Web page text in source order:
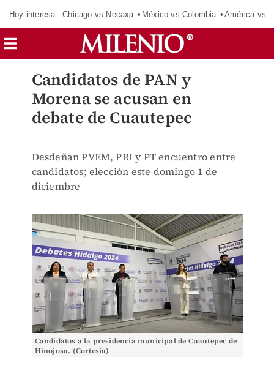
Hoy interesa: Chicago vs Necaxa México vs Colombia América vs
Candidatos de PAN y
Morena se acusan en
debate de Cuautepec
Desdeñan PVEM, PRI y PT encuentro entre
candidatos; elección este domingo 1 de
diciembre
Candidatos a la presidencia municipal de Cuautepec de
Hinojosa. (Cortesía)